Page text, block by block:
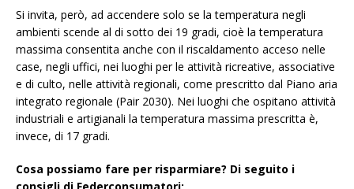
Si invita, però, ad accendere solo se la temperatura negli
ambienti scende al di sotto dei 19 gradi, cioè la temperatura
massima consentita anche con il riscaldamento acceso nelle
case, negli uffici, nei luoghi per le attività ricreative, associative
e di culto, nelle attività regionali, come prescritto dal Piano aria
integrato regionale (Pair 2030). Nei luoghi che ospitano attività
industriali e artigianali la temperatura massima prescritta è,
invece, di 17 gradi.
Cosa possiamo fare per risparmiare? Di seguito i